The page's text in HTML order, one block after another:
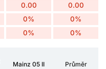
0.00 0.00
0% 0%
0% 0%
Mainz 05 II Průměr